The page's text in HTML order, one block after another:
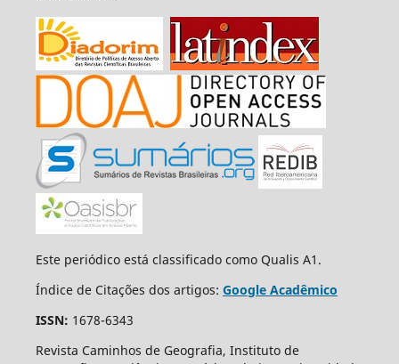
Este periódico está classificado como Qualis A1.
Índice de Citações dos artigos: Google Acadêmico
ISSN: 1678-6343
Revista Caminhos de Geografia, Instituto de